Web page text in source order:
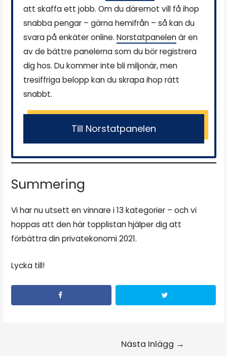
att skaffa ett jobb. Om du däremot vill få ihop
snabba pengar – gärna hemifrån – så kan du
svara på enkäter online. Norstatpanelenär en
av de bättre panelerna som du bör registrera
dig hos. Du kommer inte bli miljonär, men
tresiffriga belopp kan du skrapa ihop rätt
snabbt.
Till Norstatpanelen
Summering
Vi har nu utsett en vinnare i 13 kategorier – och vi
hoppas att den här topplistan hjälper dig att
förbättra din privatekonomi 2021.
Lycka till!
Nästa Inlägg →